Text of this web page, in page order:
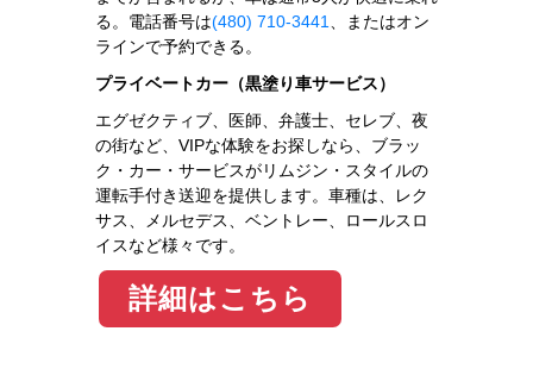
る。電話番号は(480) 710-3441、またはオン
ラインで予約できる。
プライベートカー（黒塗り車サービス）
エグゼクティブ、医師、弁護士、セレブ、夜
の街など、VIPな体験をお探しなら、ブラッ
ク・カー・サービスがリムジン・スタイルの
運転手付き送迎を提供します。車種は、レク
サス、メルセデス、ベントレー、ロールスロ
イスなど様々です。
詳細はこちら